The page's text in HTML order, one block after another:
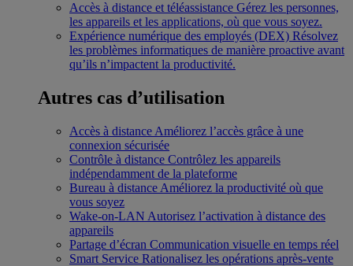
Accès à distance et téléassistance Gérez les personnes,
les appareils et les applications, où que vous soyez.
Expérience numérique des employés (DEX) Résolvez
les problèmes informatiques de manière proactive avant
qu’ils n’impactent la productivité.
Autres cas d’utilisation
Accès à distance Améliorez l’accès grâce à une
connexion sécurisée
Contrôle à distance Contrôlez les appareils
indépendamment de la plateforme
Bureau à distance Améliorez la productivité où que
vous soyez
Wake-on-LAN Autorisez l’activation à distance des
appareils
Partage d’écran Communication visuelle en temps réel
Smart Service Rationalisez les opérations après-vente